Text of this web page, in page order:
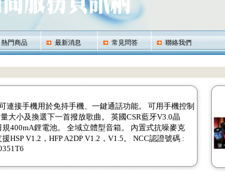
門商品 最新消息 常見問答 聯絡我們
連接手機用於免持手機、一鍵通話功能。 可用手機控制
大小及換選下一首撥放歌曲。 英國CSR藍牙V3.0晶
400mA鋰電池。 全域立體型音箱。 內置式抗噪麥克
HSP V1.2，HFP A2DP V1.2，V1.5。 NCC認證號碼 :